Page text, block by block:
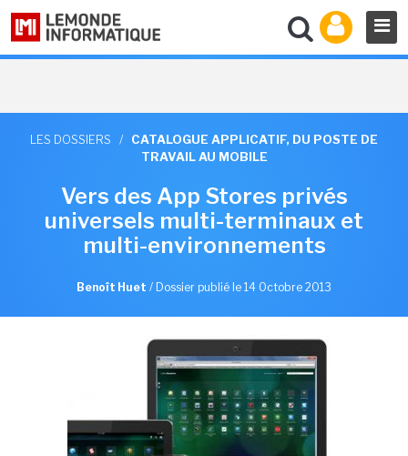
LES DOSSIERS /
CATALOGUE APPLICATIF, DU POSTE DE
TRAVAIL AU MOBILE
Vers des App Stores privés
universels multi-terminaux et
multi-environnements
Benoît Huet / Dossier publié le 14 Octobre 2013